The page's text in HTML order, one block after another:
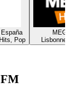
España
Pop